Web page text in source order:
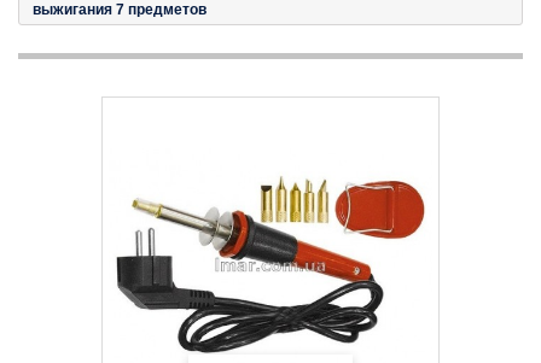
выжигания 7 предметов